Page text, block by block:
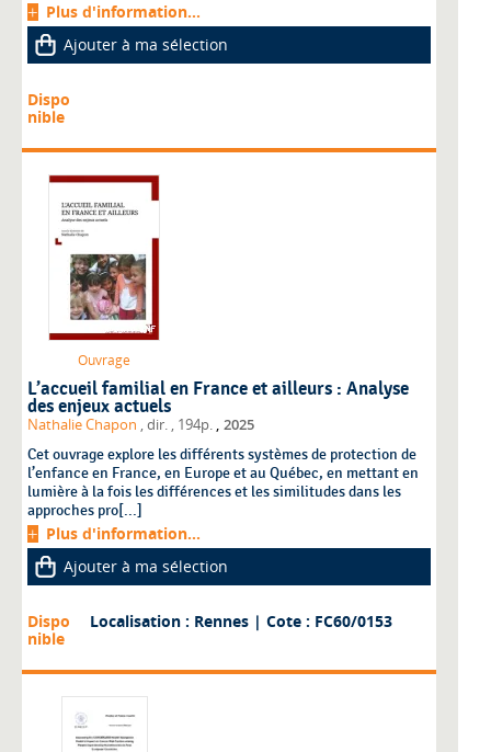
Plus d'information...
Ajouter à ma sélection
Dispo
nible
Ouvrage
L’accueil familial en France et ailleurs : Analyse
des enjeux actuels
Nathalie Chapon , dir. , 194p. , 2025
Cet ouvrage explore les différents systèmes de protection de
l’enfance en France, en Europe et au Québec, en mettant en
lumière à la fois les différences et les similitudes dans les
approches pro[...]
Plus d'information...
Ajouter à ma sélection
Dispo
nible
Localisation : Rennes | Cote : FC60/0153